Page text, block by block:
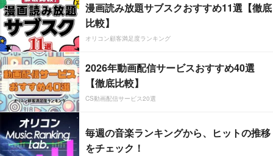
漫画読み放題サブスクおすすめ11選【徹底
比較】
オリコン顧客満足度ランキング
2026年動画配信サービスおすすめ40選
【徹底比較】
CS動画配信サービス20選
毎週の音楽ランキングから、ヒットの推移
をチェック！